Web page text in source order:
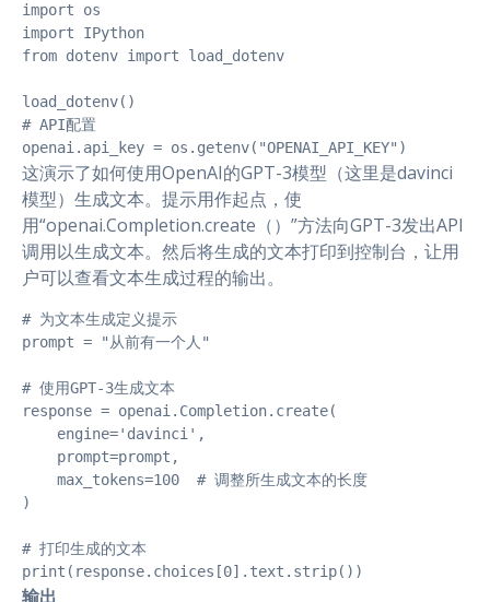
import os
import IPython
from dotenv import load_dotenv
load_dotenv()
# API配置
openai.api_key = os.getenv("OPENAI_API_KEY")
这演示了如何使用OpenAI的GPT-3模型（这里是davinci
模型）生成文本。提示用作起点，使
用“openai.Completion.create（）”方法向GPT-3发出API
调用以生成文本。然后将生成的文本打印到控制台，让用
户可以查看文本生成过程的输出。
# 为文本生成定义提示
prompt = "从前有一个人"
# 使用GPT-3生成文本
response = openai.Completion.create(
    engine='davinci',
    prompt=prompt,
    max_tokens=100  # 调整所生成文本的长度
)
# 打印生成的文本
print(response.choices[0].text.strip())
输出